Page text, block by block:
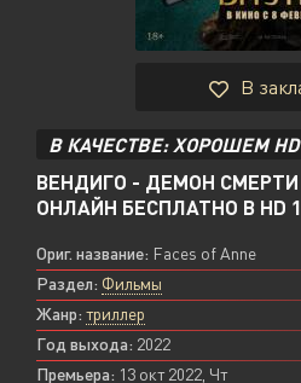
В
В КАЧЕСТВЕ: ХОРОШЕМ HD
ВЕНДИГО - ДЕМОН СМЕРТИ
ОНЛАЙН БЕСПЛАТНО В HD
Ориг. название: Faces of Anne
Раздел: Фильмы
Жанр: триллер
Год выхода: 2022
Премьера: 13 окт 2022, Чт